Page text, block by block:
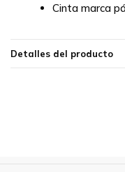
Cinta marca
Detalles del producto